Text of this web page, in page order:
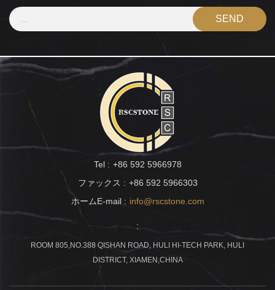
Tel : +86 592 5966978
ファックス : +86 592 5966303
ホームE-mail : info@rscstone.com
:
ROOM 805,NO.388 QISHAN ROAD, HULI HI-TECH PARK, HULI
DISTRICT, XIAMEN,CHINA